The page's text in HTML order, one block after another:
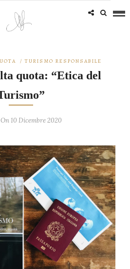
/TURISMO RESPONSABILE
quota: “Etica del
10 Dicembre 2020